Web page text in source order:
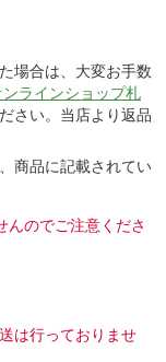
場合は、大変お手数
ンラインショップ札
さい。当店より返品
商品に記載されてい
んのでご注意くださ
は行っておりませ